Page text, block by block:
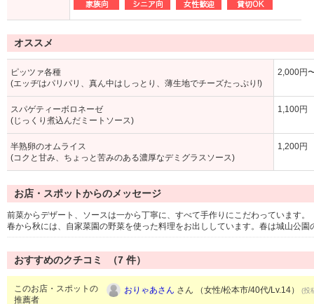
オススメ
ピッツァ各種
(エッヂはパリパリ、真ん中はしっとり、薄生地でチーズたっぷり!)
2,000円
スパゲティーボロネーゼ
(じっくり煮込んだミートソース)
1,100円
半熟卵のオムライス
(コクと甘み、ちょっと苦みのある濃厚なデミグラスソース)
1,200円
お店・スポットからのメッセージ
前菜からデザート、ソースは一から丁寧に、すべて手作りにこだわっています。
春から秋には、自家菜園の野菜を使った料理をお出ししています。春は城山公
おすすめのクチコミ （7 件）
このお店・スポットの
推薦者
おりゃあさん さん （女性/松本市/40代/Lv.14） (投